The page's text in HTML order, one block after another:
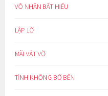
VÔ NHÂN BẤT HIẾU
LẬP LỜ
MÃI VẬT VỜ
TÌNH KHÔNG BỜ BẾN